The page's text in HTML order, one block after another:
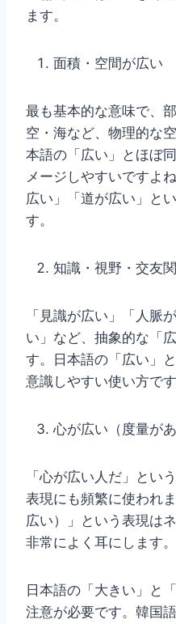
ます。
面積・空間が広い
最も基本的な意味で、
空・海など、物理的な
本語の「広い」とほぼ
メージしやすいですよ
広い」「道が広い」と
す。
知識・視野・交友
「見識が広い」「人脈
い」など、抽象的な「
す。日本語の「広い」
意識しやすい使い方です
心が広い（度量があ
「心が広い人だ」とい
表現にも頻繁に使われ
広い）」という表現は
非常によく耳にします。
日本語の「大きい」と
注意が必要です。韓国